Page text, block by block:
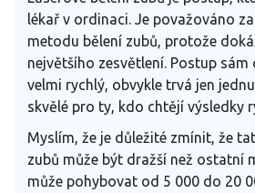
lékař v ordinaci. Je považováno
metodu bělení zubů, protože
největšího zesvětlení. Postup sám
velmi rychlý, obvykle trvá jen
skvělé pro ty, kdo chtějí výsledky
Myslím, že je důležité zmínit, že
zubů může být dražší než ostatní
může pohybovat od 5 000 do 20